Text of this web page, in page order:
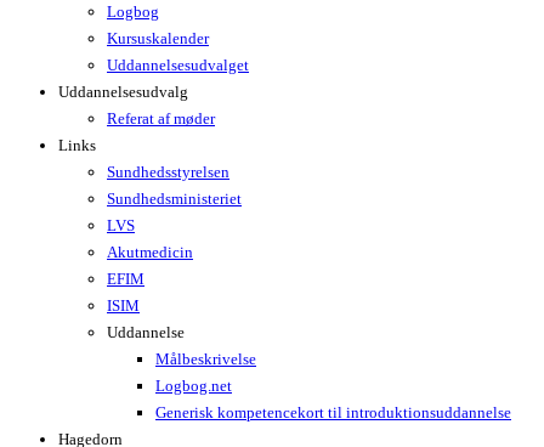
Logbog
Kursuskalender
Uddannelsesudvalget
Uddannelsesudvalg
Referat af møder
Links
Sundhedsstyrelsen
Sundhedsministeriet
LVS
Akutmedicin
EFIM
ISIM
Uddannelse
Målbeskrivelse
Logbog.net
Generisk kompetencekort til introduktionsuddannelse
Hagedorn